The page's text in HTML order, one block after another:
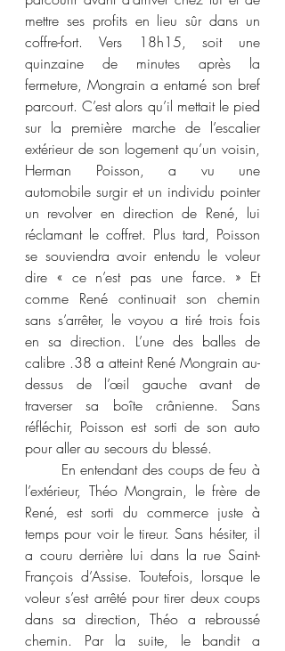
mettre ses profits en lieu sûr dans un
coffre-fort. Vers 18h15, soit une
quinzaine de minutes après la
fermeture, Mongrain a entamé son bref
parcourt. C’est alors qu’il mettait le pied
sur la première marche de l’escalier
extérieur de son logement qu’un voisin,
Herman Poisson, a vu une
automobile surgir et un individu pointer
un revolver en direction de René, lui
réclamant le coffret. Plus tard, Poisson
se souviendra avoir entendu le voleur
dire « ce n’est pas une farce. » Et
comme René continuait son chemin
sans s’arrêter, le voyou a tiré trois fois
en sa direction. L’une des balles de
calibre .38 a atteint René Mongrain au-
dessus de l’œil gauche avant de
traverser sa boîte crânienne. Sans
réfléchir, Poisson est sorti de son auto
pour aller au secours du blessé.
l’extérieur, Théo Mongrain, le frère de
René, est sorti du commerce juste à
temps pour voir le tireur. Sans hésiter, il
a couru derrière lui dans la rue Saint-
François d’Assise. Toutefois, lorsque le
voleur s’est arrêté pour tirer deux coups
dans sa direction, Théo a rebroussé
chemin. Par la suite, le bandit a